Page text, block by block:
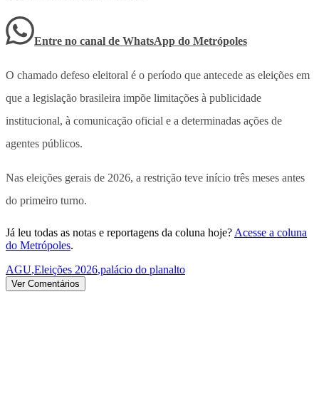
Entre no canal de WhatsApp do Metrópoles
O chamado defeso eleitoral é o período que antecede as eleições em
que a legislação brasileira impõe limitações à publicidade
institucional, à comunicação oficial e a determinadas ações de
agentes públicos.
Nas eleições gerais de 2026, a restrição teve início três meses antes
do primeiro turno.
Já leu todas as notas e reportagens da coluna hoje? Acesse a coluna
do Metrópoles.
AGU,Eleições 2026,palácio do planalto
Ver Comentários